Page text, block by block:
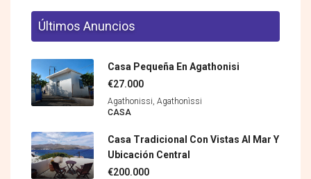
Últimos Anuncios
Casa Pequeña En Agathonisi
€27.000
Agathonissi, Agathonìssi
CASA
Casa Tradicional Con Vistas Al Mar Y
Ubicación Central
€200.000